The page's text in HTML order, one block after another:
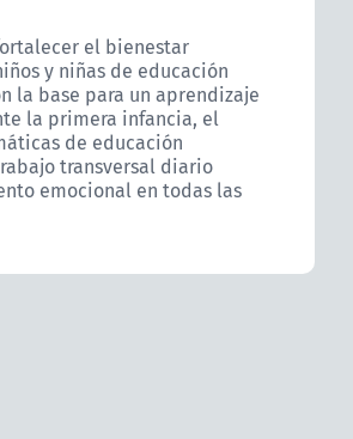
el bienestar
y niñas de educación
la base para un aprendizaje
la primera infancia, el
de educación
transversal diario
emocional en todas las